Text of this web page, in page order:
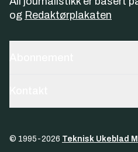
og Redaktørplakaten
© 1995-2026 Teknisk Ukeblad